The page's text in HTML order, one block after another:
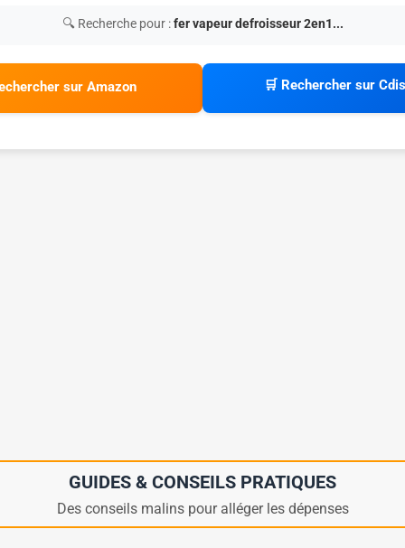
🔍 Recherche pour :fer vapeur defroisseur 2en1...
sur Amazon 🛒 Rechercher sur
GUIDES & CONSEILS PRATIQUES
Des conseils malins pour alléger les dépenses